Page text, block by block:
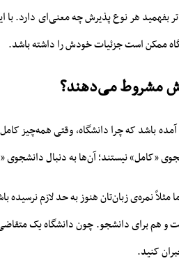
هر نوع پذیرش چه معنی‌ای دارد. با
ممکن است جزئیات خودش را داشته باشد.
مشروط می‌دهند؟
باشد که چرا دانشگاه، وقتی همه‌چیز
«کامل» نیستند؛ آن‌ها به دنبال
مثلاً نمره‌ی زبان‌تان هنوز به حد لازم
و هم برای دانشجو. چون دانشگاه یک
کنید.